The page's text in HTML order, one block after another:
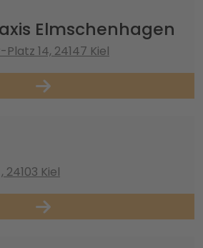
Elmschenhagen
14, 24147 Kiel
Kiel